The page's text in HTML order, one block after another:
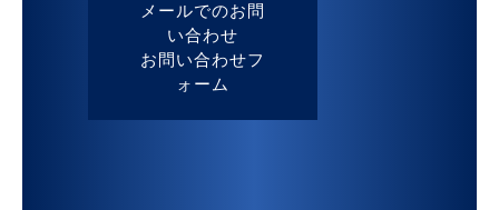
メールでのお問
い合わせ
お問い合わせフ
ォーム